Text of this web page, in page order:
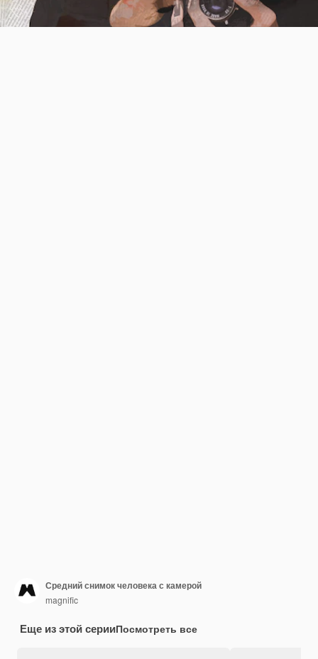
Средний снимок человека с камерой
magnific
Еще из этой серииПосмотреть все